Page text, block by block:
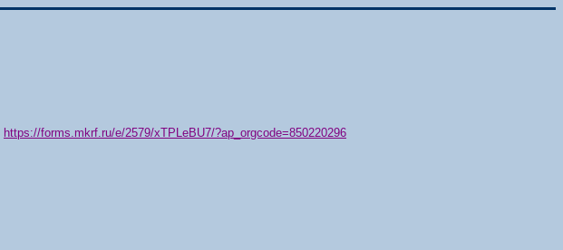
https://forms.mkrf.ru/e/2579/xTPLeBU7/?ap_orgcode=850220296